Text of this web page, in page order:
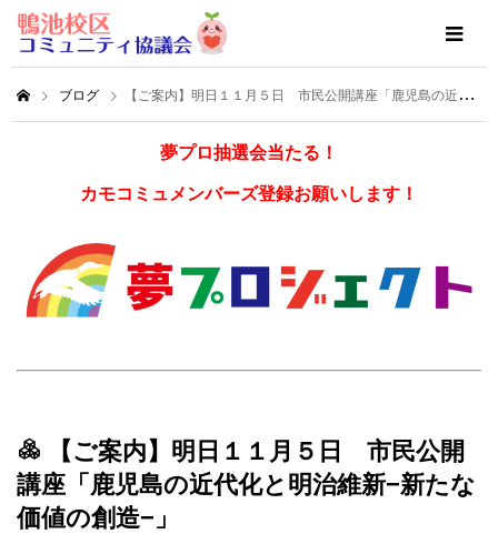
ブログ 【ご案内】明日１１月５日 市民公開講座「鹿児島の近代化と明治維新−新たな価値の創造−」
夢プロ抽選会当たる！
カモコミュメンバーズ登録お願いします！
【ご案内】明日１１月５日 市民公開
講座「鹿児島の近代化と明治維新−新たな
価値の創造−」